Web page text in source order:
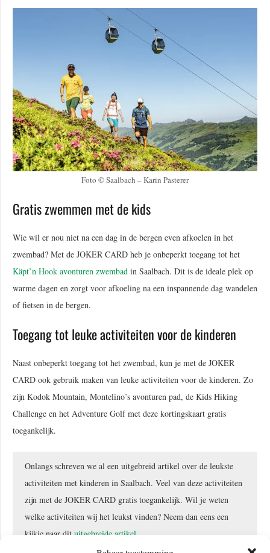
Foto © Saalbach – Karin Pasterer
Gratis zwemmen met de kids
Wie wil er nou niet na een dag in de bergen even afkoelen in het
zwembad? Met de JOKER CARD heb je onbeperkt toegang tot het
Käpt’n Hook avonturen zwembad in Saalbach. Dit is de ideale plek op
warme dagen en zorgt voor afkoeling na een inspannende dag wandelen
of fietsen in de bergen.
Toegang tot leuke activiteiten voor de kinderen
Naast onbeperkt toegang tot het zwembad, kun je met de JOKER
CARD ook gebruik maken van leuke activiteiten voor de kinderen. Zo
zijn Kodok Mountain, Montelino’s avonturen pad, de Kids Hiking
Challenge en het Adventure Golf met deze kortingskaart gratis
toegankelijk.
Onlangs schreven we al een uitgebreid artikel over de leukste
activiteiten met kinderen in Saalbach. Veel van deze activiteiten
zijn met de JOKER CARD gratis toegankelijk. Wil je weten
welke activiteiten wij het leukst vinden? Neem dan eens een
kijkje naar dit uitgebreide artikel